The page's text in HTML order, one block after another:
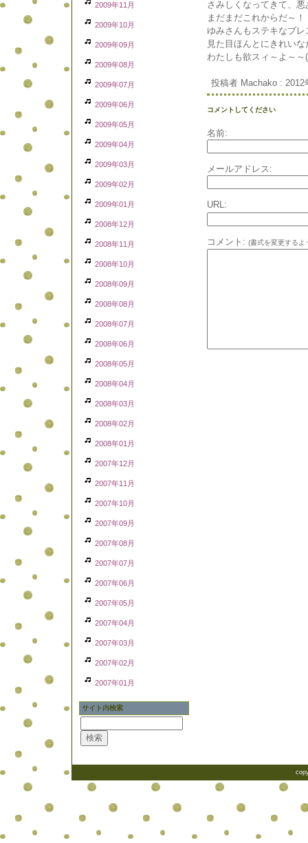
2009年11月
2009年10月
2009年09月
2009年08月
2009年07月
2009年06月
2009年05月
2009年04月
2009年03月
2009年02月
2009年01月
2008年12月
2008年11月
2008年10月
2008年09月
2008年08月
2008年07月
2008年06月
2008年05月
2008年04月
2008年03月
2008年02月
2008年01月
2007年12月
2007年11月
2007年10月
2007年09月
2007年08月
2007年07月
2007年06月
2007年05月
2007年04月
2007年03月
2007年02月
2007年01月
サイト内検索
さみしくなってきて、
まだまだこれからだ～
ゆみさんもステキなブ
見た目ほんとにきれい
わたしも欲スィ～よ～～
投稿者 Machako : 2012
コメントしてください
名前:
メールアドレス:
URL:
コメント: (書式を変更するよ